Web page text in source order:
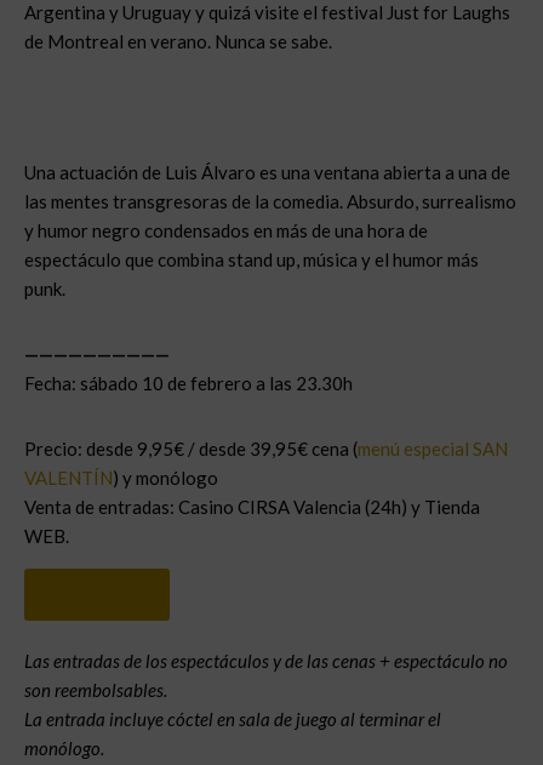
Argentina y Uruguay y quizá visite el festival Just for Laughs
de Montreal en verano. Nunca se sabe.
Una actuación de Luis Álvaro es una ventana abierta a una de
las mentes transgresoras de la comedia. Absurdo, surrealismo
y humor negro condensados en más de una hora de
espectáculo que combina stand up, música y el humor más
punk.
——————————
Fecha: sábado 10 de febrero a las 23.30h
Precio: desde 9,95€ / desde 39,95€ cena (menú especial SAN
VALENTÍN) y monólogo
Venta de entradas: Casino CIRSA Valencia (24h) y Tienda
WEB.
Las entradas de los espectáculos y de las cenas + espectáculo no
son reembolsables.
La entrada incluye cóctel en sala de juego al terminar el
monólogo.